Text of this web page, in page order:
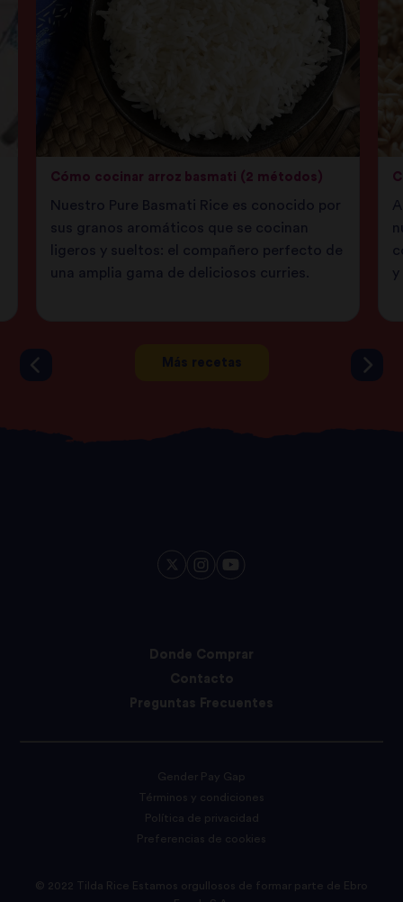
Cómo cocinar arroz basmati (2 métodos)
Nuestro Pure Basmati Rice es conocido por
sus granos aromáticos que se cocinan
ligeros y sueltos: el compañero perfecto de
una amplia gama de deliciosos curries.
Más recetas
Donde Comprar
Contacto
Preguntas Frecuentes
Gender Pay Gap
Términos y condiciones
Política de privacidad
Preferencias de cookies
© 2022 Tilda Rice Estamos orgullosos de formar parte de Ebro